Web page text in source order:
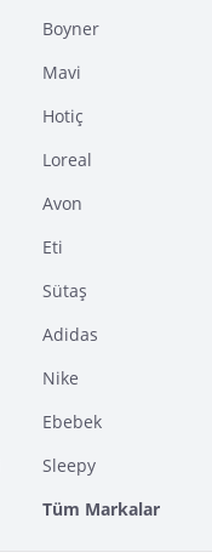
Boyner
Mavi
Hotiç
Loreal
Avon
Eti
Sütaş
Adidas
Nike
Ebebek
Sleepy
Tüm Markalar